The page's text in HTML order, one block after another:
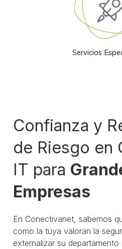
Servicios
Confianza y
de Riesgo en
IT para
Empresas
En Conectivanet, sabemos
como la tuya valoran la
externalizar su